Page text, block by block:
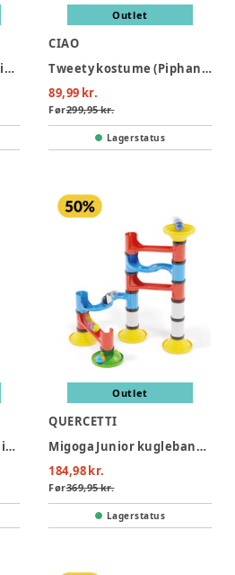
Stort puslepil med 30 brikker - Bondegården
Outlet
CIAO
Tweety kostume (Piphans) - GUL
89,99 kr.
Før299,95 kr.
Lagerstatus
Bidedyr i naturgummi - isbjørnen polly
Outlet
QUERCETTI
Migoga Junior kuglebane (31 dele)
184,98 kr.
Før369,95 kr.
Lagerstatus